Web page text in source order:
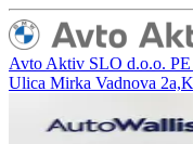
Avto Aktiv SLO d.o.o.
Ulica Mirka Vadnova